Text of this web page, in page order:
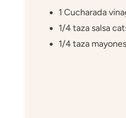
1 Cucharada
1/4 taza salsa
1/4 taza